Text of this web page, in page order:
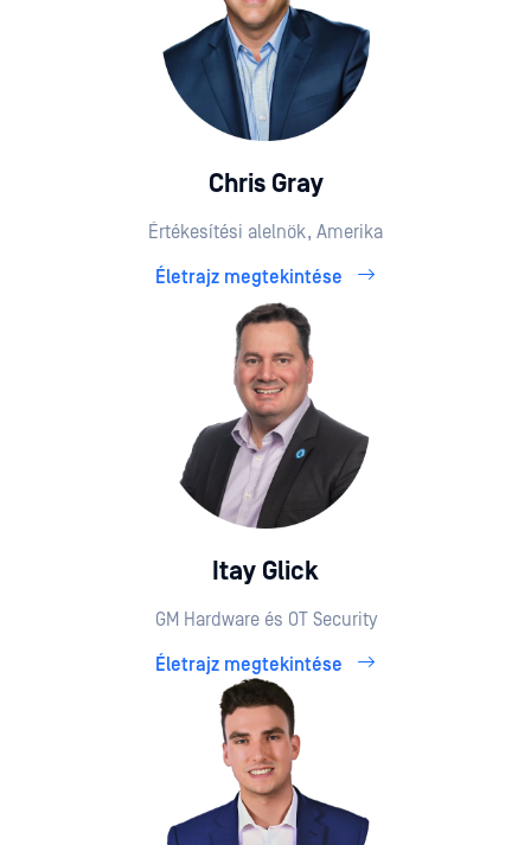
Chris Gray
Értékesítési alelnök, Amerika
Életrajz megtekintése
Itay Glick
GM Hardware és OT Security
Életrajz megtekintése